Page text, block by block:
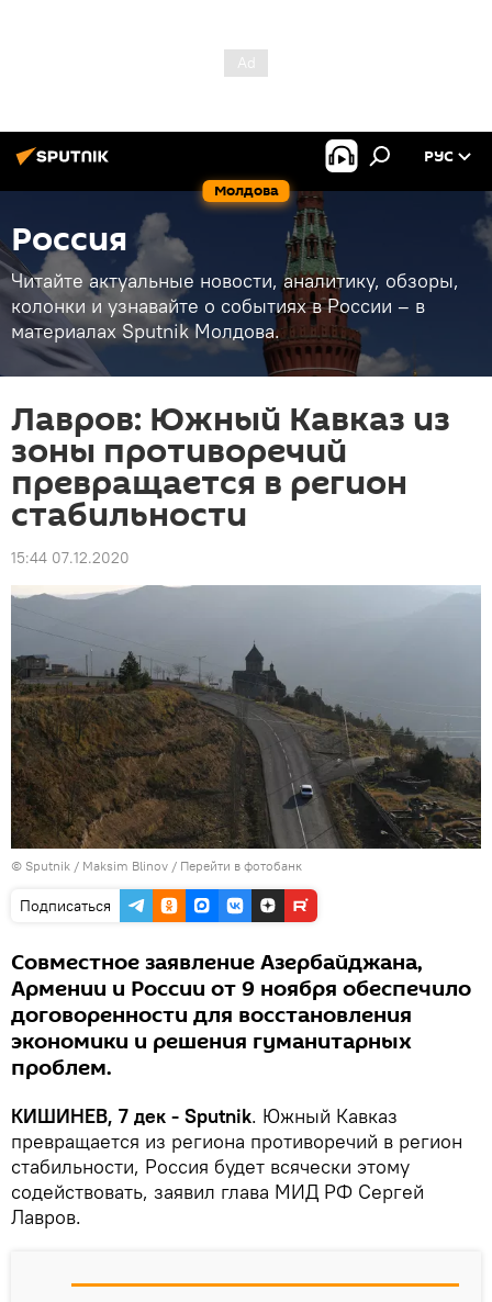
Молдова
РУС
Россия
Читайте актуальные новости, аналитику, обзоры,
колонки и узнавайте о событиях в России – в
материалах Sputnik Молдова.
Лавров: Южный Кавказ из
зоны противоречий
превращается в регион
стабильности
15:44 07.12.2020
© Sputnik / Maksim Blinov / Перейти в фотобанк
Подписаться
Совместное заявление Азербайджана,
Армении и России от 9 ноября обеспечило
договоренности для восстановления
экономики и решения гуманитарных
проблем.
КИШИНЕВ, 7 дек - Sputnik. Южный Кавказ
превращается из региона противоречий в регион
стабильности, Россия будет всячески этому
содействовать, заявил глава МИД РФ Сергей
Лавров.